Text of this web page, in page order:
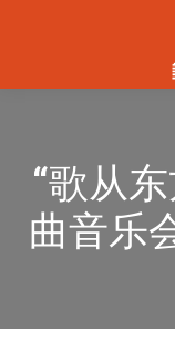
“歌从
曲音乐